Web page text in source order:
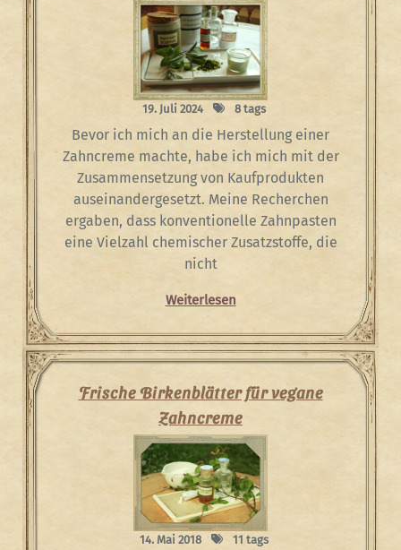
19. Juli 2024 8 tags
Bevor ich mich an die Herstellung einer
Zahncreme machte, habe ich mich mit der
Zusammensetzung von Kaufprodukten
auseinandergesetzt. Meine Recherchen
ergaben, dass konventionelle Zahnpasten
eine Vielzahl chemischer Zusatzstoffe, die
nicht
Weiterlesen
Frische Birkenblätter für vegane
Zahncreme
14. Mai 2018 11 tags